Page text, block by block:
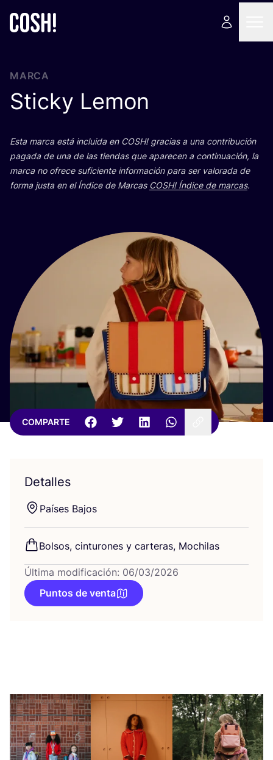
MARCA
Sticky Lemon
Esta mar­ca está inclui­da en COSH! gra­cias a una con­tri­bu­ción
paga­da de una de las tien­das que apa­re­cen a con­ti­nua­ción, la
mar­ca no ofre­ce sufi­cien­te infor­ma­ción para ser valo­ra­da de
for­ma jus­ta en el Índi­ce de Mar­cas COSH! Índi­ce de mar­cas.
COMPARTE
Detalles
Paí­ses Bajos
Bol­sos, cin­tu­ro­nes y car­te­ras, Mochilas
Última modificación: 06/03/2026
Puntos de venta